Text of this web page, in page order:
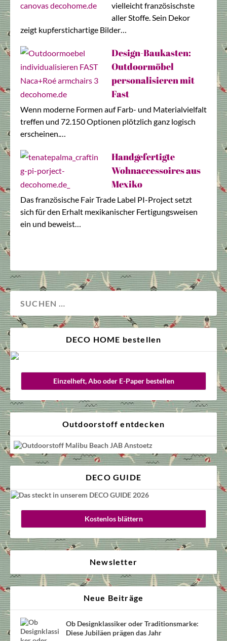
vielleicht französischste
aller Stoffe. Sein Dekor
zeigt kupferstichartige Bilder…
Design-Baukasten:
Outdoormöbel
personalisieren mit
Fast
Wenn moderne Formen auf Farb- und Materialvielfalt
treffen und 72.150 Optionen plötzlich ganz logisch
erscheinen.…
Handgefertigte
Wohnaccessoires aus
Mexiko
Das französische Fair Trade Label PI-Project setzt
sich für den Erhalt mexikanischer Fertigungsweisen
ein und beweist…
DECO HOME bestellen
Einzelheft, Abo oder E-Paper bestellen
Outdoorstoff entdecken
DECO GUIDE
Kostenlos blättern
Newsletter
Neue Beiträge
Ob Designklassiker oder Traditionsmarke:
Diese Jubiläen prägen das Jahr